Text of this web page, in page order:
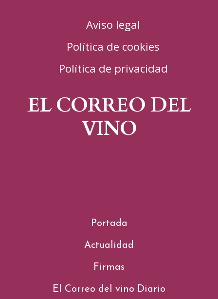
Aviso legal
Política de cookies
Política de privacidad
EL CORREO DEL
VINO
Portada
Actualidad
Firmas
El Correo del vino Diario